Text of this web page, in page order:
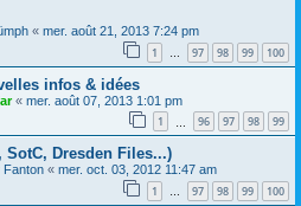
« mer. août 21, 2013 7:24 pm
1 97 98 99 100
infos & idées
« mer. août 07, 2013 1:01 pm
1 96 97 98 99
SotC, Dresden Files...)
Fanton « mer. oct. 03, 2012 11:47 am
1 … 97 98 99 100